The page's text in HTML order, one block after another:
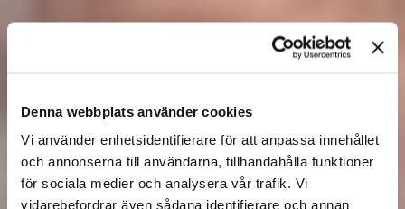
Denna webbplats använder cookies
Vi använder enhetsidentifierare för att anpassa innehållet
och annonserna till användarna, tillhandahålla funktioner
för sociala medier och analysera vår trafik. Vi
vidarebefordrar även sådana identifierare och annan